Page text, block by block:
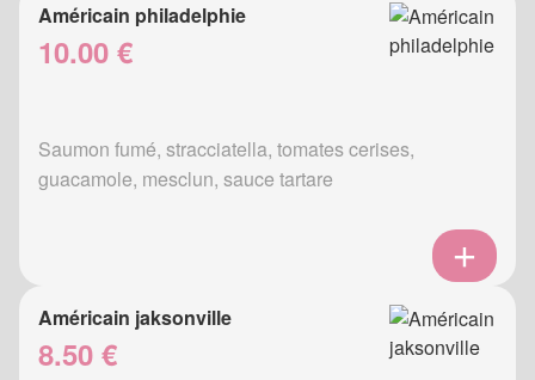
Américain philadelphie
10.00 €
Saumon fumé, stracciatella, tomates cerises,
guacamole, mesclun, sauce tartare
Américain jaksonville
8.50 €